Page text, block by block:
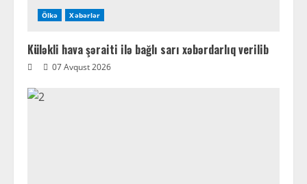
Ölkə Xəbərlər
Küləkli hava şəraiti ilə bağlı sarı xəbərdarlıq verilib
07 Avqust 2026